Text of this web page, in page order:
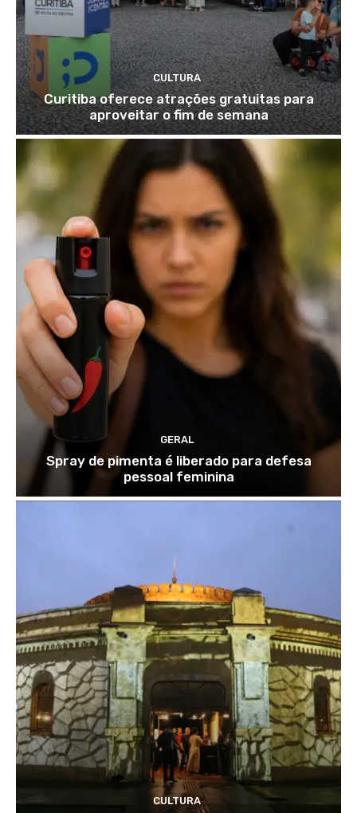
CULTURA
Curitiba oferece atrações gratuitas para
aproveitar o fim de semana
GERAL
Spray de pimenta é liberado para defesa
pessoal feminina
CULTURA